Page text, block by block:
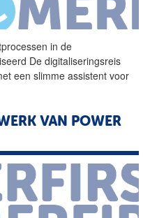
in de
De digitaliseringsreis
een slimme assistent voor
VAN POWER